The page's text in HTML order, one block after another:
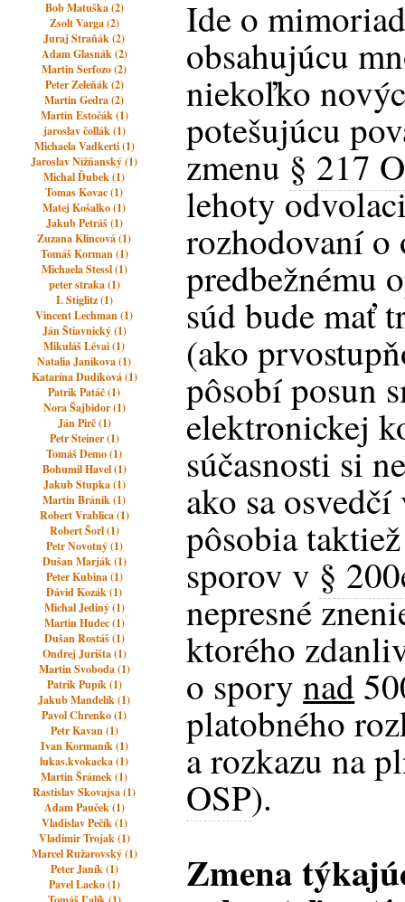
Bob Matuška (2)
Zsolt Varga (2)
Juraj Straňák (2)
Adam Glasnák (2)
Martin Serfozo (2)
Peter Zeleňák (2)
Martin Gedra (2)
Martin Estočák (1)
jaroslav čollák (1)
Michaela Vadkerti (1)
Jaroslav Nižňanský (1)
Michal Ďubek (1)
Tomas Kovac (1)
Matej Košalko (1)
Jakub Petráš (1)
Zuzana Klincová (1)
Tomáš Korman (1)
Michaela Stessl (1)
peter straka (1)
I. Stiglitz (1)
Vincent Lechman (1)
Ján Štiavnický (1)
Mikuláš Lévai (1)
Natalia Janikova (1)
Katarína Dudíková (1)
Patrik Patáč (1)
Nora Šajbidor (1)
Ján Pirč (1)
Petr Steiner (1)
Tomáš Demo (1)
Bohumil Havel (1)
Jakub Stupka (1)
Martin Bránik (1)
Robert Vrablica (1)
Robert Šorl (1)
Petr Novotný (1)
Dušan Marják (1)
Peter Kubina (1)
Dávid Kozák (1)
Michal Jediný (1)
Martin Hudec (1)
Dušan Rostáš (1)
Ondrej Jurišta (1)
Martin Svoboda (1)
Patrik Pupík (1)
Jakub Mandelík (1)
Pavol Chrenko (1)
Petr Kavan (1)
Ivan Kormaník (1)
lukas.kvokacka (1)
Martin Šrámek (1)
Rastislav Skovajsa (1)
Adam Pauček (1)
Vladislav Pečík (1)
Vladimir Trojak (1)
Marcel Ružarovský (1)
Peter Janík (1)
Pavel Lacko (1)
Ide o
obsahujúcu
niekoľko
potešujúcu
zmenu§ 217
lehoty
rozhodovaní
predbežnému
súd bude mať
(ako
pôsobí posun
elektronickej
súčasnosti si
ako sa
pôsobia
sporov v §
nepresné
ktorého
o sporynad
platobného
a rozkazu na
OSP).
Zmena